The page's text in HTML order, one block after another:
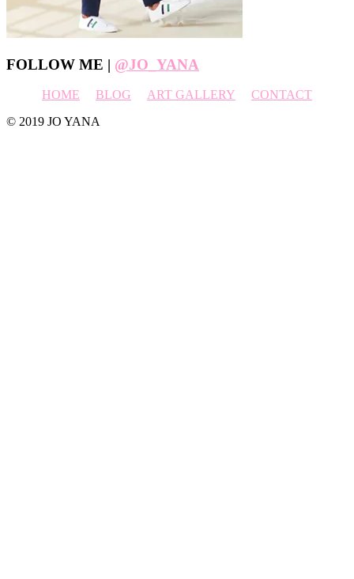
Footer
FOLLOW ME | @JO_YANA
HOME BLOG ART GALLERY
CONTACT
© 2019 JO YANA